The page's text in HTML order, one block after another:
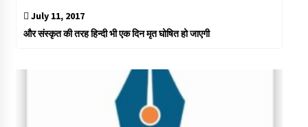
July 11, 2017
और संस्कृत की तरह हिन्दी भी एक दिन मृत घोषित हो जाएगी